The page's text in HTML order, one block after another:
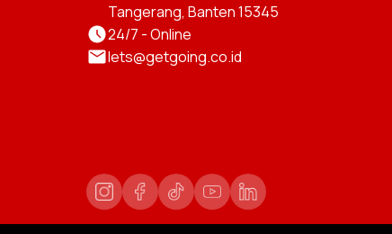
Tangerang, Banten 15345
24/7 - Online
lets@getgoing.co.id